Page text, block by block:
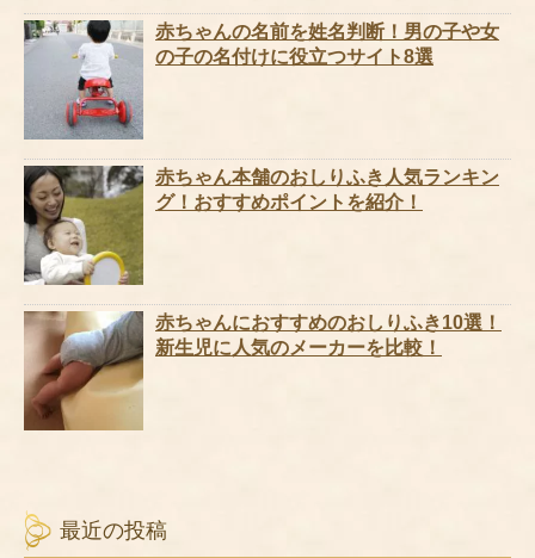
赤ちゃんの名前を姓名判断！男の子や女
の子の名付けに役立つサイト8選
赤ちゃん本舗のおしりふき人気ランキン
グ！おすすめポイントを紹介！
赤ちゃんにおすすめのおしりふき10選！
新生児に人気のメーカーを比較！
最近の投稿